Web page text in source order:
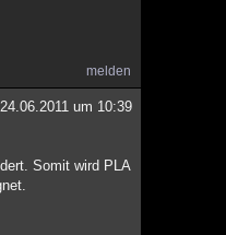
melden
24.06.2011 um 10:39
Somit wird PLA